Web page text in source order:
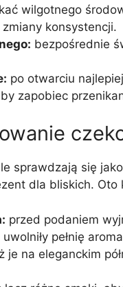
wilgotnego
konsystencji.
bezpośrednie
po otwarciu
zapobiec
sprawdzają się
dla bliskich.
przed podaniem
pełnię
je na eleganckim